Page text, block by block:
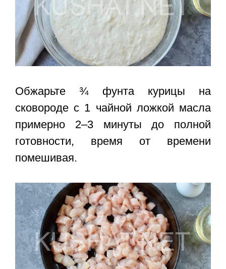
Обжарьте ¾ фунта курицы на
сковороде с 1 чайной ложкой масла
примерно 2–3 минуты до полной
готовности, время от времени
помешивая.